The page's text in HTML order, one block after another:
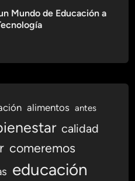
i
e
a
A
i
Mundo de Educación a
alimentos antes
calidad
comeremos
educación